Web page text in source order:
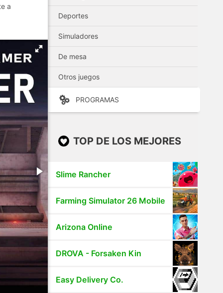
a
Deportes
Simuladores
De mesa
Otros juegos
PROGRAMAS
TOP DE LOS MEJORES
Slime Rancher
Farming Simulator 26 Mobile
Arizona Online
DROVA - Forsaken Kin
Easy Delivery Co.